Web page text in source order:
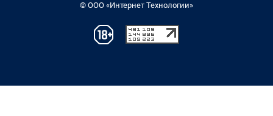
© ООО «Интернет Технологии»